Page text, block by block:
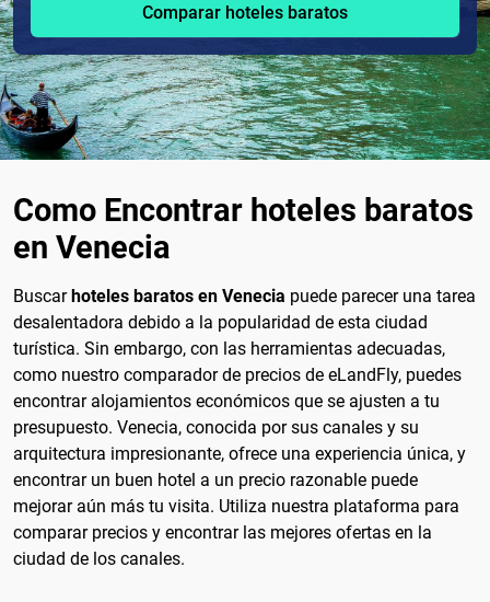
Comparar hoteles baratos
Como Encontrar hoteles baratos
en Venecia
Buscar hoteles baratos en Venecia puede parecer una tarea
desalentadora debido a la popularidad de esta ciudad
turística. Sin embargo, con las herramientas adecuadas,
como nuestro comparador de precios de eLandFly, puedes
encontrar alojamientos económicos que se ajusten a tu
presupuesto. Venecia, conocida por sus canales y su
arquitectura impresionante, ofrece una experiencia única, y
encontrar un buen hotel a un precio razonable puede
mejorar aún más tu visita. Utiliza nuestra plataforma para
comparar precios y encontrar las mejores ofertas en la
ciudad de los canales.